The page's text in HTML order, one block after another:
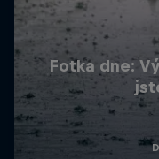
Fotka dne: